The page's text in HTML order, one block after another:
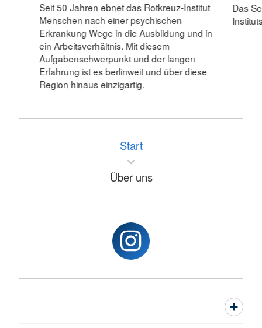
Seit 50 Jahren ebnet das Rotkreuz-Institut
Menschen nach einer psychischen
Erkrankung Wege in die Ausbildung und in
ein Arbeitsverhältnis. Mit diesem
Aufgabenschwerpunkt und der langen
Erfahrung ist es berlinweit und über diese
Region hinaus einzigartig.
Das
Start
Über uns